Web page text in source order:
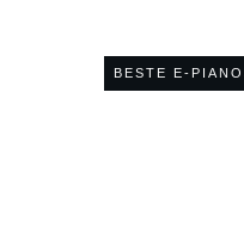
BESTE E-